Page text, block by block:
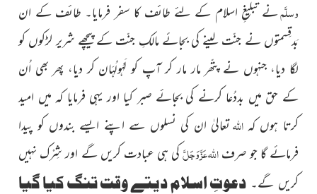
وسلَّمنے تبلیغِ اسلام کے لئے طائف کا سفر فرمایا۔ طائف کے ان
بَدقِسمتوں نے جنّت لینے کی بجائے مالکِ جنّت کے پیچھے شریر لڑکوں کو
لگا دیا، جنہوں نے پتّھر مار مار کر آپ کو لَہُولُہَان کر دیا، پھر بھی اُن
کے حق میں بددُعا کرنے کی بجائے صبر کیا اور یہی فرمایا کہ میں امید
کرتا ہوں کہاللہتعالیٰ ان کی نسلوں سے اپنے ایسے بندوں کو پیدا
فرمائے گا جو صرفاللہعَزَّ وَجَلَّکی ہی عبادت کریں گے اور شِرْک نہیں
کریں گے۔دعوتِ اسلام دیتے وقت تنگ کیا گیا